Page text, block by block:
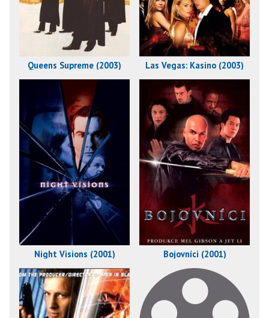
Queens Supreme (2003) Las Vegas: Kasino (2003)
Night Visions (2001) Bojovníci (2001)